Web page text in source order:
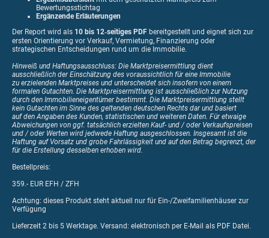
Bewertungsstichtag
Ergänzende Erläuterungen
Der Report wird als 10 bis 12‑seitiges PDF bereitgestellt und eignet sich zur
ersten Orientierung vor Verkauf, Vermietung, Finanzierung oder
strategischen Entscheidungen rund um die Immobilie.
Hinweiß und Haftungsausschluss: Die Marktpreisermittlung dient
ausschließlich der Einschätzung des voraussichtlich für eine Immobilie
zu erzielenden Marktpreises und unterscheidet sich insofern von einem
formalen Gutachten. Die Marktpreisermittlung ist ausschließlich zur Nutzung
durch den Immobilieneigentümer bestimmt. Die Marktpreisermittlung stellt
kein Gutachten im Sinne des geltenden deutschen Rechts dar und basiert
auf den Angaben des Kunden, statistischen und weiteren Daten. Für etwaige
Abweichungen von ggf. tatsächlich erzielten Kauf- und / oder Verkaufspreisen
und / oder Werten wird jedwede Haftung ausgeschlossen. Insgesamt ist die
Haftung auf Vorsatz und grobe Fahrlässigkeit und auf den Betrag begrenzt, der
für die Erstellung desselben erhoben wird.
Bestellpreis:
359.- EUR EFH / ZFH
Achtung: dieses Produkt steht aktuell nur für Ein-/Zweifamilienhäuser zur
Verfügung
Lieferzeit 2 bis 5 Werktage. Versand: elektronisch per E-Mail als PDF Datei.